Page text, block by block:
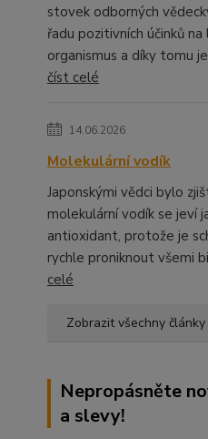
stovek odborných
řadu pozitivních účinků na
organismus a díky tomu
číst celé
14.06.2026
Molekulární vodík
Japonskými vědci bylo
molekulární vodík se jeví
antioxidant, protože je
rychle proniknout všemi
celé
Zobrazit všechny články
Nepropásněte
a slevy!